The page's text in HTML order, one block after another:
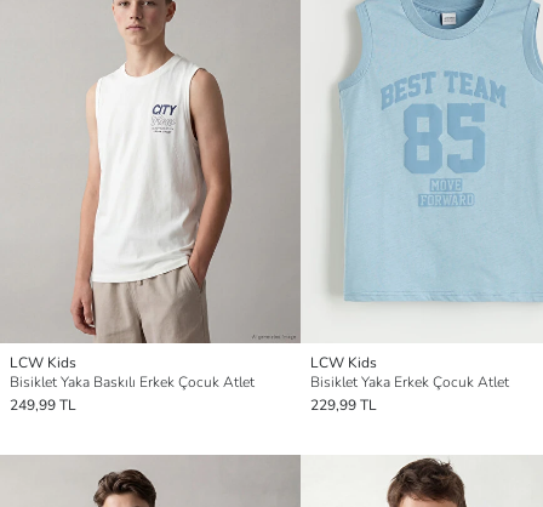
LCW Kids
Bisiklet Yaka Baskılı Erkek Çocuk Atlet
249,99 TL
LCW Kids
Bisiklet Yaka Erkek Çocuk Atlet
229,99 TL